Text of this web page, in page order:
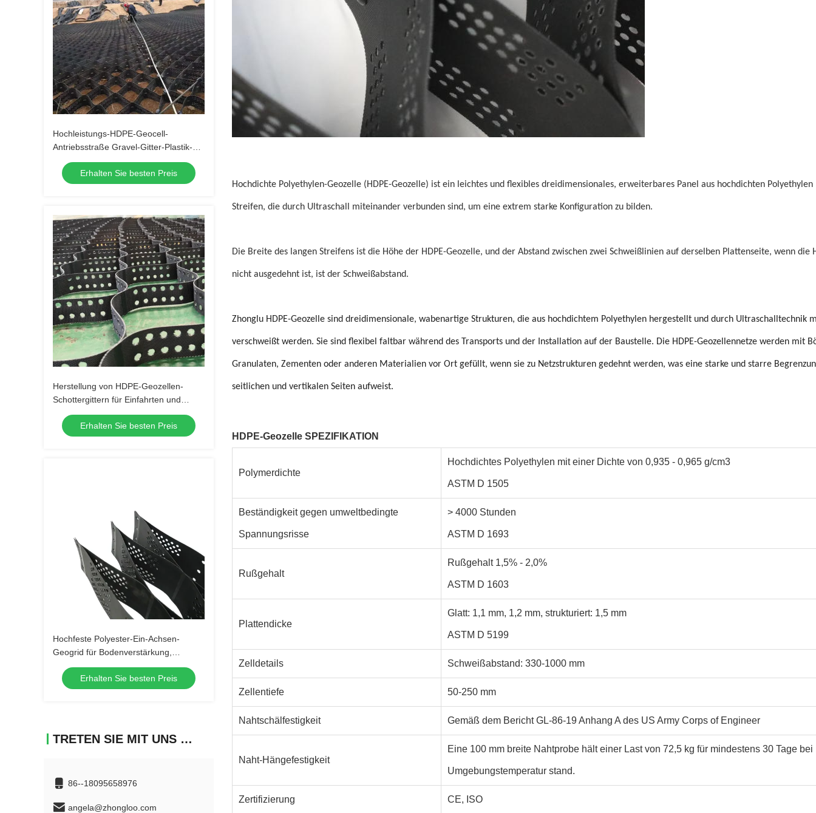
Hochleistungs-HDPE-Geocell-
Antriebsstraße Gravel-Gitter-Plastik-
Geocell-System zur
Bodenstabilisierung und
Stützwandverstärkung
Erhalten Sie besten Preis
Herstellung von HDPE-Geozellen-
Schottergittern für Einfahrten und
Zufahrtswege
Erhalten Sie besten Preis
Hochfeste Polyester-Ein-Achsen-
Geogrid für Bodenverstärkung,
Geozellunterstützung und
verschiedene Anwendungen im
Bauwesen Langlebig, zuverlässig und
Erhalten Sie besten Preis
TRETEN SIE MIT UNS IN VERBINDUNG
86--18095658976
angela@zhongloo.com
Hochdichte Polyethylen-Geozelle (HDPE-Geozelle) ist ein leichtes und flexibles dreidimensionales, erweiterbares Panel aus hochdichten Polyethylen
Streifen, die durch Ultraschall miteinander verbunden sind, um eine extrem starke Konfiguration zu bilden.
Die Breite des langen Streifens ist die Höhe der HDPE-Geozelle, und der Abstand zwischen zwei Schweißlinien auf derselben Plattenseite, wenn die
nicht ausgedehnt ist, ist der Schweißabstand.
Zhonglu HDPE-Geozelle sind dreidimensionale, wabenartige Strukturen, die aus hochdichtem Polyethylen hergestellt und durch Ultraschalltechnik
verschweißt werden. Sie sind flexibel faltbar während des Transports und der Installation auf der Baustelle. Die HDPE-Geozellennetze werden mit
Granulaten, Zementen oder anderen Materialien vor Ort gefüllt, wenn sie zu Netzstrukturen gedehnt werden, was eine starke und starre
seitlichen und vertikalen Seiten aufweist.
HDPE-Geozelle SPEZIFIKATION
Polymerdichte
Hochdichtes Polyethylen mit einer Dichte von 0,935 - 0,965 g/cm3
ASTM D 1505
Beständigkeit gegen umweltbedingte
Spannungsrisse
> 4000 Stunden
ASTM D 1693
Rußgehalt
Rußgehalt 1,5% - 2,0%
ASTM D 1603
Plattendicke
Glatt: 1,1 mm, 1,2 mm, strukturiert: 1,5 mm
ASTM D 5199
Zelldetails Schweißabstand: 330-1000 mm
Zellentiefe 50-250 mm
Nahtschälfestigkeit Gemäß dem Bericht GL-86-19 Anhang A des US Army Corps of Engineer
Naht-Hängefestigkeit
Eine 100 mm breite Nahtprobe hält einer Last von 72,5 kg für mindestens 30 Tage bei
Umgebungstemperatur stand.
Zertifizierung CE, ISO